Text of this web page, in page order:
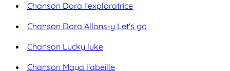
Chanson Dora l'exploratrice
Chanson Dora Allons-y Let's go
Chanson Lucky luke
Chanson Maya l'abeille